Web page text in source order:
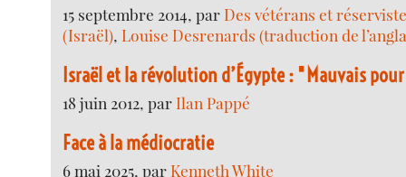
15 septembre 2014, parDes vétérans et
(Israël),Louise Desrenards (traduction de
Israël et la révolution d’Égypte : "Mauvais
18 juin 2012, parIlan Pappé
Face à la médiocratie
6 mai 2025, parKenneth White